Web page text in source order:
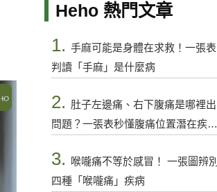
Heho 熱門文章
1. 手麻可能是身體在求救！一張表
判讀「手麻」是什麼病
2. 肚子左邊痛、右下腹痛是哪裡出
問題？一張表秒懂腹痛位置潛在疾病
3.
喉嚨痛不等於感冒！ 一張圖辨別
四種「喉嚨痛」疾病